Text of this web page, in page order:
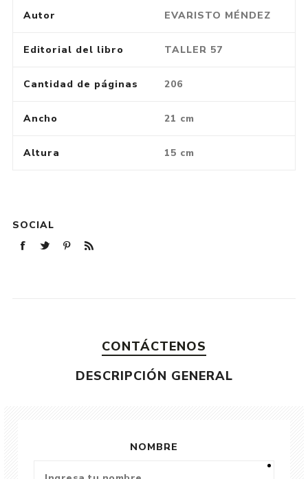
Autor EVARISTO MÉNDEZ
Editorial del libro TALLER 57
Cantidad de páginas 206
Ancho 21 cm
Altura 15 cm
SOCIAL
CONTÁCTENOS
DESCRIPCIÓN GENERAL
NOMBRE